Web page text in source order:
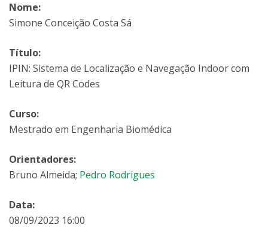
Nome:
Simone Conceição Costa Sá
Título:
IPIN: Sistema de Localização e Navegação Indoor com
Leitura de QR Codes
Curso:
Mestrado em Engenharia Biomédica
Orientadores:
Bruno Almeida; Pedro Rodrigues
Data:
08/09/2023 16:00